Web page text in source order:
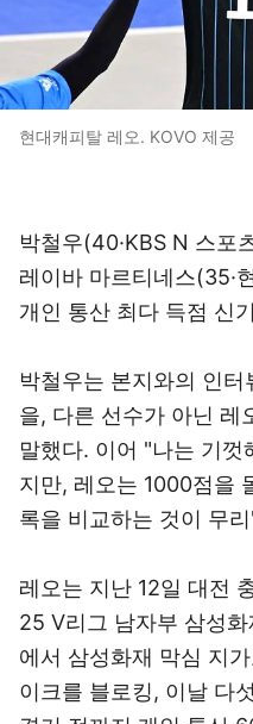
현대캐피탈 레오. KOVO 제공
박철우(40·KBS N 스포
레이바 마르티네스(35·
개인 통산 최다 득점 신
박철우는 본지와의 인
을, 다른 선수가 아닌 레
말했다. 이어 "나는 기
지만, 레오는 1000점을
록을 비교하는 것이 무
레오는 지난 12일 대전
25 V리그 남자부 삼성
에서 삼성화재 막심 지
이크를 블로킹, 이날 다